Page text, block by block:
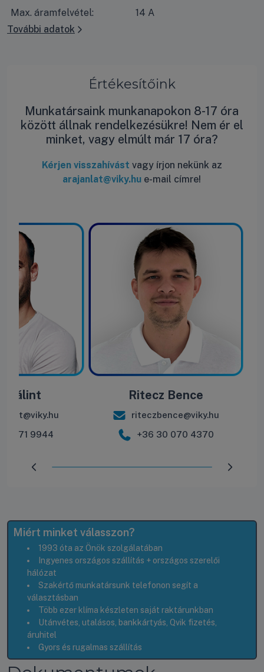
Max. áramfelvétel:
14 A
További adatok
Értékesítőink
Munkatársaink munkanapokon 8-17 óra
között állnak rendelkezésükre! Nem ér el
minket, vagy elmúlt már 17 óra?
Kérjen visszahívást vagy írjon nekünk az
arajanlat@viky.hu e-mail címre!
Bálint
571 9944
Ritecz Bence
riteczbence@viky.hu
+36 30 070 4370
Miért minket válasszon?
1993 óta az Önök szolgálatában
Ingyenes országos szállítás + országos szerelői
hálózat
Szakértő munkatársunk telefonon segít a
választásban
Több ezer klíma készleten saját raktárunkban
Utánvétes, utalásos, bankkártyás, Qvik fizetés,
áruhitel
Gyors és rugalmas szállítás